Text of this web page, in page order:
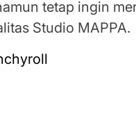
tetap ingin
Studio MAPPA.